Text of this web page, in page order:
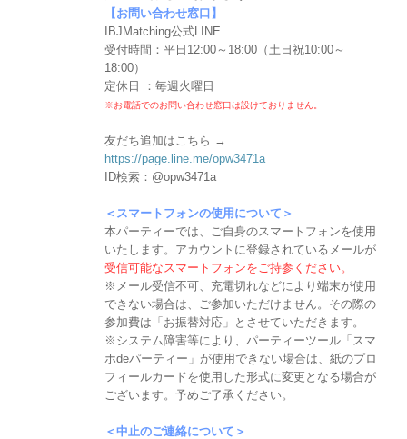
【お問い合わせ窓口】
IBJMatching公式LINE
受付時間：平日12:00～18:00（土日祝10:00～
18:00）
定休日 ：毎週火曜日
※お電話でのお問い合わせ窓口は設けておりません。
友だち追加はこちら →
https://page.line.me/opw3471a
ID検索：@opw3471a
＜スマートフォンの使用について＞
本パーティーでは、ご自身のスマートフォンを使用
いたします。アカウントに登録されているメールが
受信可能なスマートフォンをご持参ください。
※メール受信不可、充電切れなどにより端末が使用
できない場合は、ご参加いただけません。その際の
参加費は「お振替対応」とさせていただきます。
※システム障害等により、パーティーツール「スマ
ホdeパーティー」が使用できない場合は、紙のプロ
フィールカードを使用した形式に変更となる場合が
ございます。予めご了承ください。
＜中止のご連絡について＞